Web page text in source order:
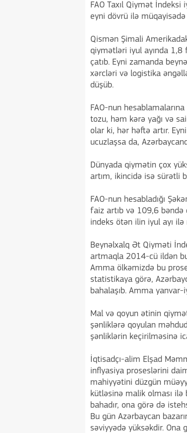
FAO Taxıl Qiymət
eyni dövrü ilə
Qismən Şimali
qiymətləri iyul ayında
çatıb. Eyni zamanda
xərcləri və logistika
düşüb.
FAO-nun
tozu, həm kərə yağı və
olar ki, hər həftə artır.
ucuzlaşsa da,
Dünyada qiymətin çox
artım, ikincidə isə sürətli
FAO-nun hesabladığı
faiz artıb və 109,6 bəndə
indeks ötən ilin iyul ayı
Beynəlxalq Ət Qiyməti
artmaqla 2014-cü ildən
Amma ölkəmizdə bu
statistikaya görə,
bahalaşıb. Amma
Mal və qoyun ətinin
şənliklərə qoyulan
şənliklərin keçirilməsinə
İqtisadçı-alim Elşad
inflyasiya proseslərini
mahiyyətini düzgün
kütləsinə malik olması ilə
bahadır, ona görə də
Bu gün Azərbaycan
səviyyədə yüksəkdir. Ona